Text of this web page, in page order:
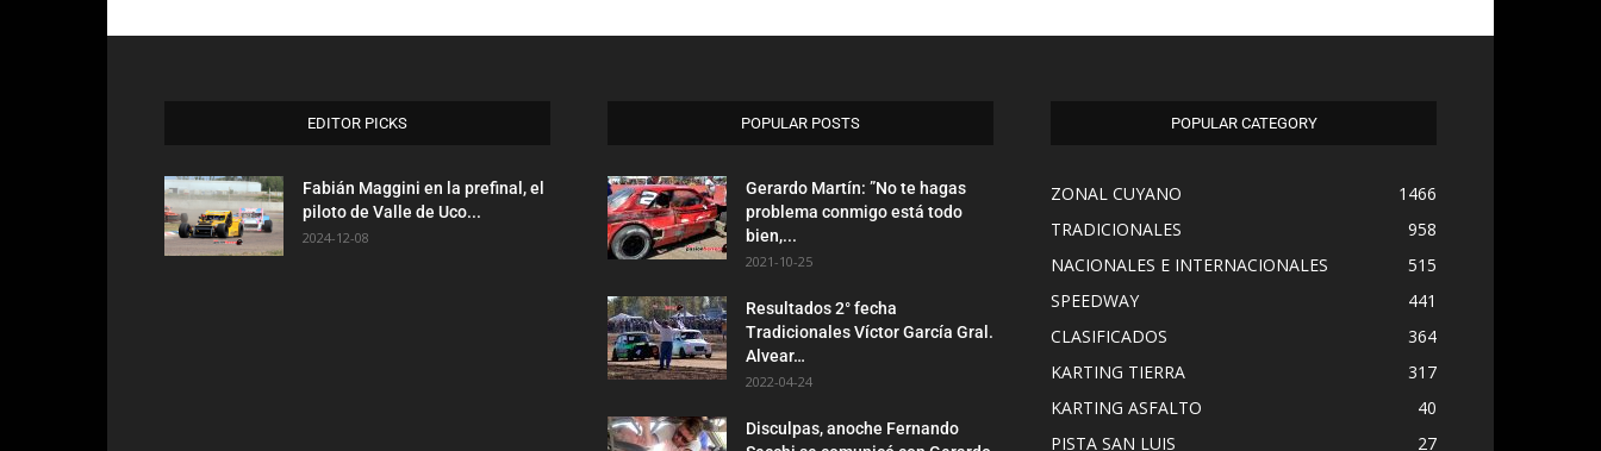
EDITOR PICKS
Fabián Maggini en la prefinal, el
piloto de Valle de Uco...
2024-12-08
POPULAR POSTS
Gerardo Martín: ”No te hagas
problema conmigo está todo
bien,...
2021-10-25
Resultados 2° fecha
Tradicionales Víctor García Gral.
Alvear…
2022-04-24
Disculpas, anoche Fernando
POPULAR CATEGORY
ZONAL CUYANO
1466
TRADICIONALES
958
NACIONALES E INTERNACIONALES
515
SPEEDWAY
441
CLASIFICADOS
364
KARTING TIERRA
317
KARTING ASFALTO
40
PISTA SAN LUIS
27